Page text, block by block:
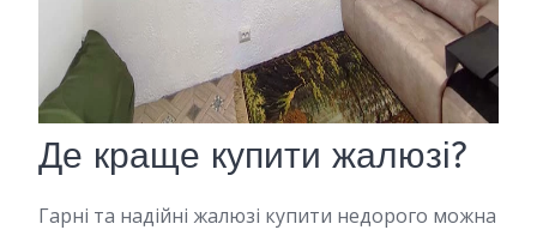
Де краще купити жалюзі?
Гарні та надійні жалюзі купити недорого можна